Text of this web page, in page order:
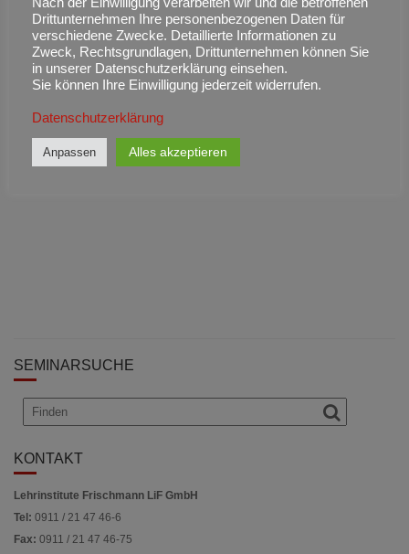
Zusatzkosten wie z. B. Anmeldegebühr, Mindestlaufzeit, o. ä. erhoben.
Absagen sind bis 48 Stunden vor dem Termin kostenfrei, bis 24 Stunden
wird die Hälfte berechnet. Alle kurzfristigeren Absagen werden voll
berechnet.
SEMINARSUCHE
KONTAKT
Lehrinstitute Frischmann LiF GmbH
Tel: 0911 / 21 47 46-6
Fax: 0911 / 21 47 46-75
Drittunternehmen Ihre personenbezogenen Daten für
verschiedene Zwecke. Detaillierte Informationen zu
Zweck, Rechtsgrundlagen, Drittunternehmen können Sie
in unserer Datenschutzerklärung einsehen.
Sie können Ihre Einwilligung jederzeit widerrufen.
Datenschutzerklärung
Anpassen Alles akzeptieren